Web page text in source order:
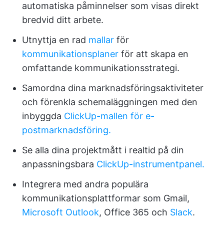
automatiska påminnelser som visas direkt
bredvid ditt arbete.
Utnyttja en rad mallar för
kommunikationsplaner för att skapa en
omfattande kommunikationsstrategi.
Samordna dina marknadsföringsaktiviteter
och förenkla schemaläggningen med den
inbyggda ClickUp-mallen för e-
postmarknadsföring.
Se alla dina projektmått i realtid på din
anpassningsbara ClickUp-instrumentpanel.
Integrera med andra populära
kommunikationsplattformar som Gmail,
Microsoft Outlook, Office 365 och Slack.